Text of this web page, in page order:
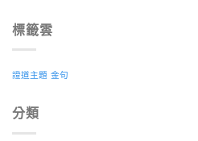
標籤雲
證道主題 金句
分類